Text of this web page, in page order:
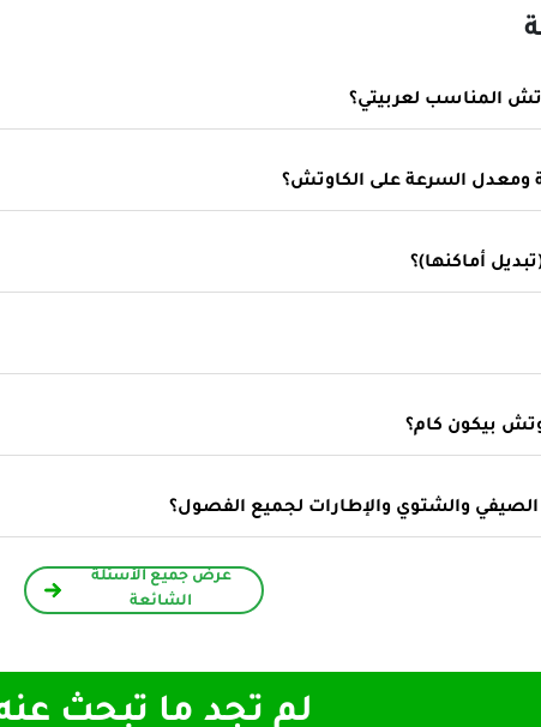
المناسب لعربيتي؟
ومعدل السرعة على الكاوتش؟
أماكنها)؟
بيكون كام؟
الصيفي والشتوي والإطارات لجميع الفصول؟
عرض جميع الأسئلة
الشائعة
لم تجد ما تبحث